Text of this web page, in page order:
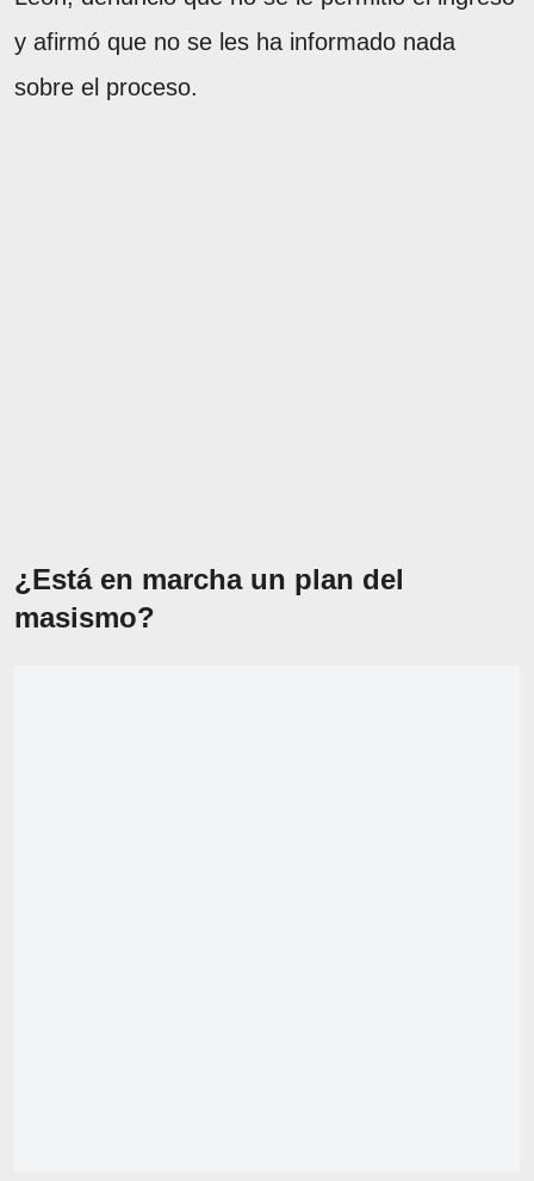
y afirmó que no se les ha informado nada
sobre el proceso.
¿Está en marcha un plan del
masismo?